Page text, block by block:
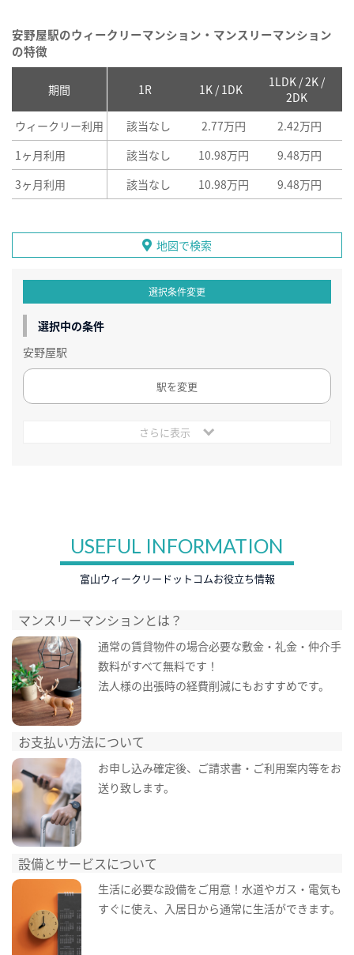
安野屋駅のウィークリーマンション・マンスリーマンション
の特徴
期間 1R 1K / 1DK
1LDK / 2K /
2DK
ウィークリー利用 該当なし 2.77万円 2.42万円
1ヶ月利用
該当なし 10.98万円 9.48万円
3ヶ月利用
該当なし 10.98万円 9.48万円
地図で検索
選択条件変更
選択中の条件
安野屋駅
駅を変更
さらに表示
USEFUL INFORMATION
富山ウィークリードットコムお役立ち情報
マンスリーマンションとは？
通常の賃貸物件の場合必要な敷金・礼金・仲介手
数料がすべて無料です！
法人様の出張時の経費削減にもおすすめです。
お支払い方法について
お申し込み確定後、ご請求書・ご利用案内等をお
送り致します。
設備とサービスについて
生活に必要な設備をご用意！水道やガス・電気も
すぐに使え、入居日から通常に生活ができます。